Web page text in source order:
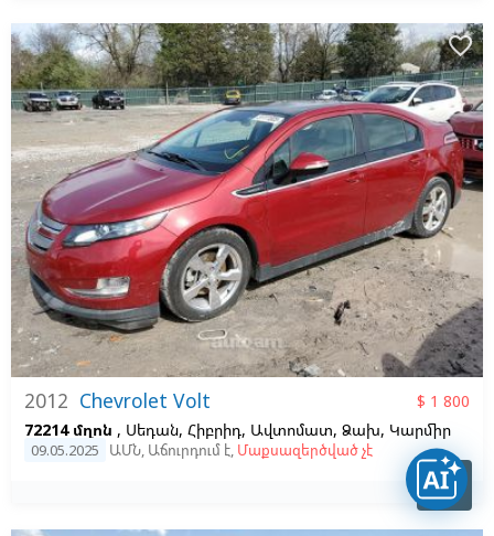

2012 Chevrolet Volt
$ 1 800
72214 մղոն , Սեդան, Հիբրիդ, Ավտոմատ, Ձախ, Կարմիր
09.05.2025 ԱՄՆ, Աճուրդում է, Մաքսազերծված չէ
favorite_border